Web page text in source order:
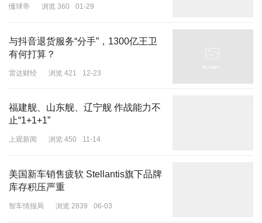
强悍，最大功率达192kW，405N·m搭配9AT变速箱。更令人期待的
mCDC智能可调电控悬架，这在15万级的燃油前驱车中，依然是“独
一份”的存在。
配置上，26款MG7拿出满满的诚意，全系标配BOSE音响、座椅通
风加热、电动尾门、全景天窗、256色氛围灯、双边四出运动排气、
懂球帝 浏览 360 01-29
与抖音退货服务“分手”，1300亿王卫
有何打算？
雷达财经 浏览 421 12-23
福建舰、山东舰、辽宁舰 作战能力不
止“1+1+1”
上观新闻 浏览 450 11-14
美国新车销售疲软 Stellantis旗下品牌
库存积压严重
智车情报局 浏览 2839 06-03